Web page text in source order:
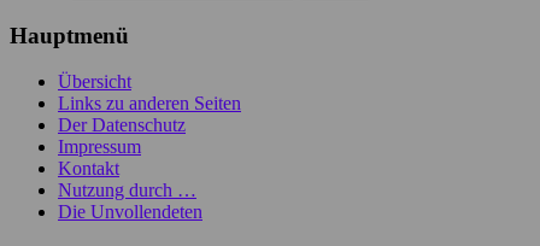
Hauptmenü
Übersicht
Links zu anderen Seiten
Der Datenschutz
Impressum
Kontakt
Nutzung durch …
Die Unvollendeten